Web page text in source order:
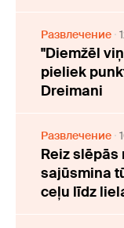
Развлечение
"Diemžēl
pieliek
Dreimani
Развлечение
Reiz
sajūsmina
ceļu līdz